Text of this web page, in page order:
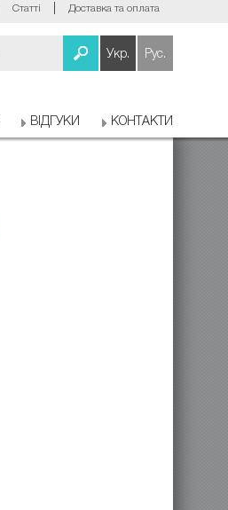
Статті Доставка та оплата
Укр. Рус.
ВІДГУКИ КОНТАКТИ